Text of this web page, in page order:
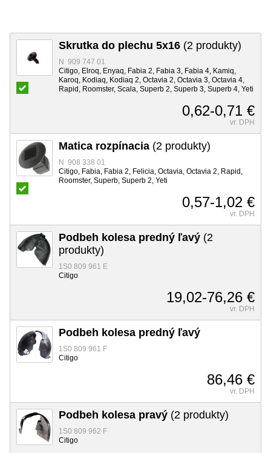
Skrutka do plechu 5x16 (2 produkty)
N 909 747 01
Citigo, Elroq, Enyaq, Fabia 2, Fabia 3, Fabia 4, Kamiq,
Karoq, Kodiaq, Kodiaq 2, Octavia 2, Octavia 3, Octavia 4,
Rapid, Roomster, Scala, Superb 2, Superb 3, Superb 4, Yeti
0,62-0,71 €
vr. DPH
Matica rozpínacia (2 produkty)
N 908 338 01
Citigo, Fabia, Fabia 2, Felicia, Octavia, Octavia 2, Rapid,
Roomster, Superb, Superb 2, Yeti
0,57-1,02 €
vr. DPH
Podbeh kolesa predný ľavý (2
produkty)
1S0 809 961 E
Citigo
19,02-76,26 €
vr. DPH
Podbeh kolesa predný ľavý
1S0 809 961 F
Citigo
86,46 €
vr. DPH
Podbeh kolesa pravý (2 produkty)
1S0 809 962 F
Citigo